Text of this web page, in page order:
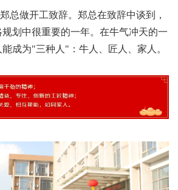
做开工致辞。郑总在致辞中谈到，
规划中很重要的一年。在牛气冲天的一
成为"三种人"：牛人、匠人、家人。